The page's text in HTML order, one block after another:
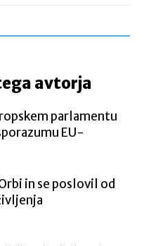
avtorja
parlamentu
EU-
in se poslovil od